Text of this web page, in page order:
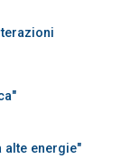
alte energie"